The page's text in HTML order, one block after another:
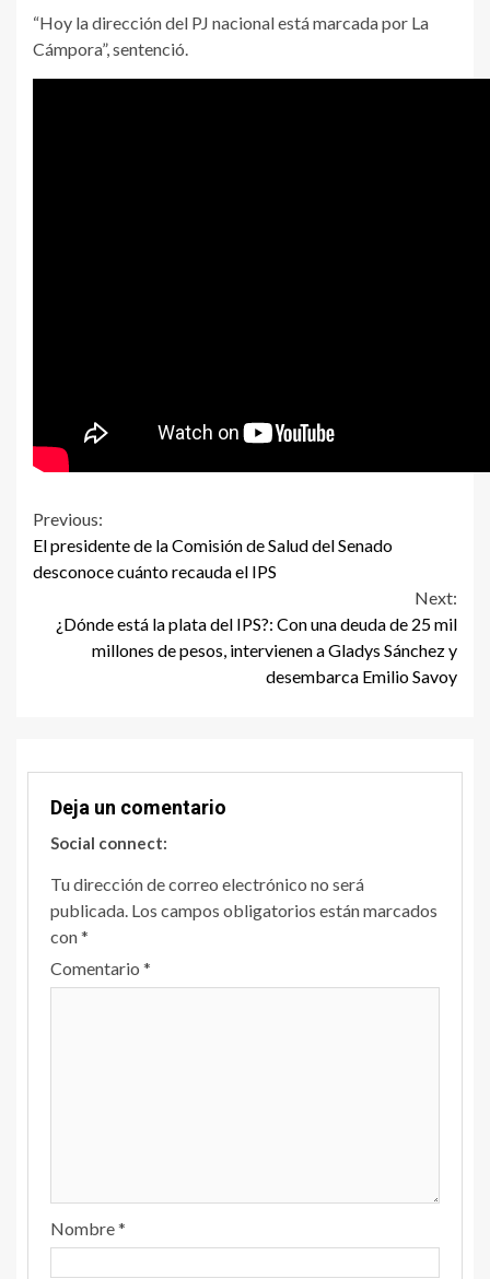
“Hoy la dirección del PJ nacional está marcada por La
Cámpora”, sentenció.
Continue
Reading
Previous:
El presidente de la Comisión de Salud del Senado
desconoce cuánto recauda el IPS
Next:
¿Dónde está la plata del IPS?: Con una deuda de 25 mil
millones de pesos, intervienen a Gladys Sánchez y
desembarca Emilio Savoy
Deja un comentario
Social connect:
Tu dirección de correo electrónico no será
publicada. Los campos obligatorios están marcados
con*
Comentario *
Nombre*